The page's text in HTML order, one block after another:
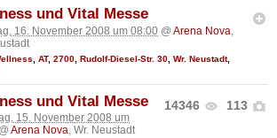
und Vital Messe
16. November 2008 um 08:00 @ Arena Nova,
AT, 2700 Rudolf-Diesel-Str. 30 Wr. Neustadt,
14346 113
und Vital Messe
15. November 2008 um
@ Arena Nova, Wr. Neustadt